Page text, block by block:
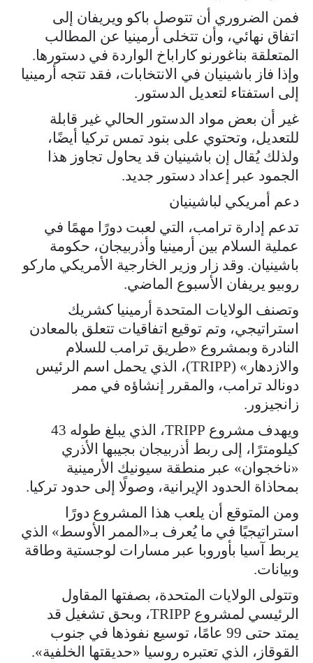
فمن الضروري أن تتوصل باكو ويريفان إلى
اتفاق نهائي، وأن تتخلى أرمينيا عن المطالب
المتعلقة بناغورنو كاراباخ الواردة في دستورها.
وإذا فاز باشينيان في الانتخابات، فقد تتجه أرمينيا
إلى استفتاء لتعديل الدستور.
غير أن بعض مواد الدستور الحالي غير قابلة
للتعديل، وتحتوي على بنود تمس تركيا أيضًا،
ولذلك يُقال إن باشينيان قد يحاول تجاوز هذا
الجمود عبر إعداد دستور جديد.
دعم أمريكي لباشينيان
تدعم إدارة ترامب، التي لعبت دورًا مهمًا في
عملية السلام بين أرمينيا وأذربيجان، حكومة
باشينيان. وقد زار وزير الخارجية الأمريكي ماركو
روبيو يريفان الأسبوع الماضي.
وتصنف الولايات المتحدة أرمينيا كشريك
استراتيجي، وتم توقيع اتفاقيات تتعلق بالمعادن
النادرة وبمشروع «طريق ترامب للسلام
والازدهار» (TRIPP)، الذي يحمل اسم الرئيس
دونالد ترامب، والمقرر إنشاؤه في ممر
زانجيزور.
ويهدف مشروع TRIPP، الذي يبلغ طوله 43
كيلومترًا، إلى ربط أذربيجان بجيبها الأذري
«ناخجوان» عبر منطقة سيونيك الأرمينية
بمحاذاة الحدود الإيرانية، وصولًا إلى حدود تركيا.
ومن المتوقع أن يلعب هذا المشروع دورًا
استراتيجيًا في ما يُعرف بـ«الممر الأوسط» الذي
يربط آسيا بأوروبا عبر مسارات لوجستية وطاقة
وبيانات.
وتتولى الولايات المتحدة، بصفتها المقاول
الرئيسي لمشروع TRIPP، وبحق تشغيل قد
يمتد حتى 99 عامًا، توسيع نفوذها في جنوب
القوقاز، الذي تعتبره روسيا «حديقتها الخلفية».